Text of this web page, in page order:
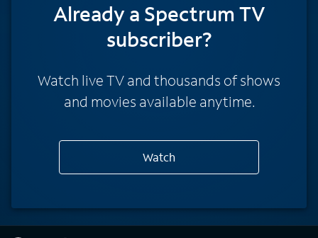
Already a Spectrum TV
subscriber?
Watch live TV and thousands of shows
and movies available anytime.
Watch